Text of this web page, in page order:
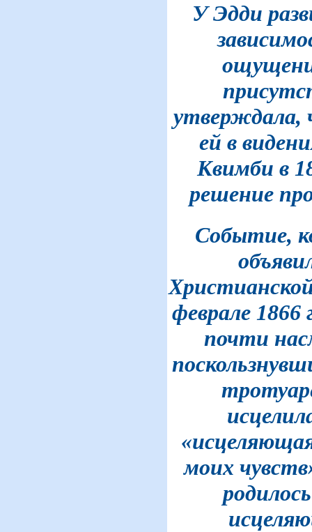
У Эдди
утверждала,
ей в
Квимби в
решение
Событие,
феврале
почти
моих